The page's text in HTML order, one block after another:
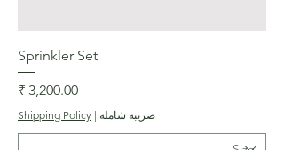
Sprinkler Set
السعر
ضريبة شاملة |
Shipping Policy